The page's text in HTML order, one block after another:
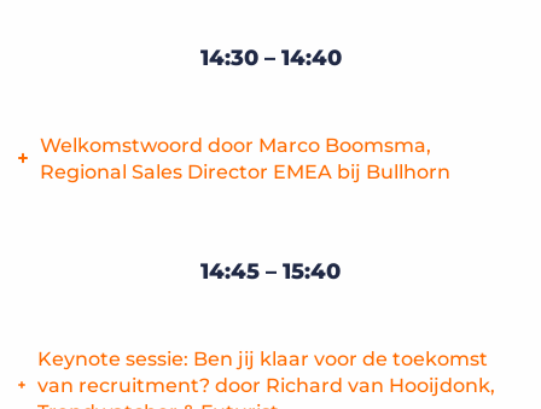
14:30 – 14:40
Welkomstwoord door Marco Boomsma,
Regional Sales Director EMEA bij Bullhorn
evenement. Hij zal kort stilstaan bij de agenda van de
14:45 – 15:40
Keynote sessie: Ben jij klaar voor de toekomst
van recruitment? door Richard van Hooijdonk,